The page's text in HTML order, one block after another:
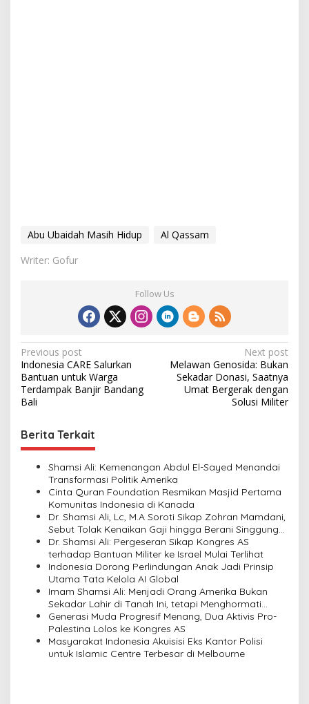
Abu Ubaidah Masih Hidup
Al Qassam
Writer: Gofur
Follow Us
P
o
s
t
n
a
Previous post
Indonesia CARE Salurkan
Bantuan untuk Warga
Terdampak Banjir Bandang
Bali
Next post
Melawan Genosida: Bukan
Sekadar Donasi, Saatnya
Umat Bergerak dengan
Solusi Militer
Berita Terkait
Shamsi Ali: Kemenangan Abdul El-Sayed Menandai
Transformasi Politik Amerika
Cinta Quran Foundation Resmikan Masjid Pertama
Komunitas Indonesia di Kanada
Dr. Shamsi Ali, Lc, M.A Soroti Sikap Zohran Mamdani,
Sebut Tolak Kenaikan Gaji hingga Berani Singgung
Netanyahu
Dr. Shamsi Ali: Pergeseran Sikap Kongres AS
terhadap Bantuan Militer ke Israel Mulai Terlihat
Indonesia Dorong Perlindungan Anak Jadi Prinsip
Utama Tata Kelola AI Global
Imam Shamsi Ali: Menjadi Orang Amerika Bukan
Sekadar Lahir di Tanah Ini, tetapi Menghormati
Perbedaan
Generasi Muda Progresif Menang, Dua Aktivis Pro-
Palestina Lolos ke Kongres AS
Masyarakat Indonesia Akuisisi Eks Kantor Polisi
untuk Islamic Centre Terbesar di Melbourne